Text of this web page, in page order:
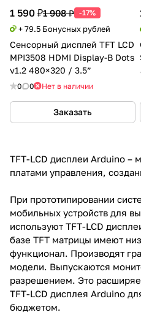
1 590 ₽1 908 ₽ -17%
+ 79.5 Бонусных рублей
Сенсорный дисплей TFT LCD
MPI3508 HDMI Display-B Dots
v1.2 480×320 / 3.5”
0 0 Нет в наличии
Заказать
TFT-LCD дисплеи Arduino –
платами управления,
При прототипировании
мобильных устройств для
используют TFT-LCD
базе TFT матрицы имеют
функционал. Производят
модели. Выпускаются
разрешением. Это
TFT-LCD дисплея Arduino
бюджетом.